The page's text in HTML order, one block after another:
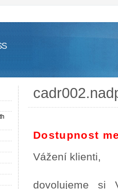
Dostupnost
Vážení klienti,
dovolujeme si